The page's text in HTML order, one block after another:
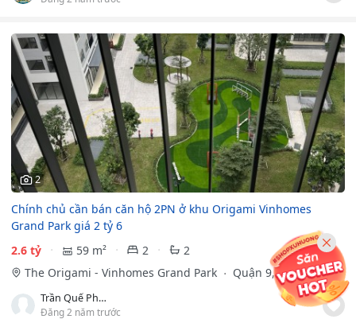
2
Chính chủ cần bán căn hộ 2PN ở khu Origami Vinhomes
Grand Park giá 2 tỷ 6
2.6 tỷ
59 m² 2
2
The Origami - Vinhomes Grand Park
Quận 9, Hồ Chí Minh
Trần Quế Phương
Đăng 2 năm trước